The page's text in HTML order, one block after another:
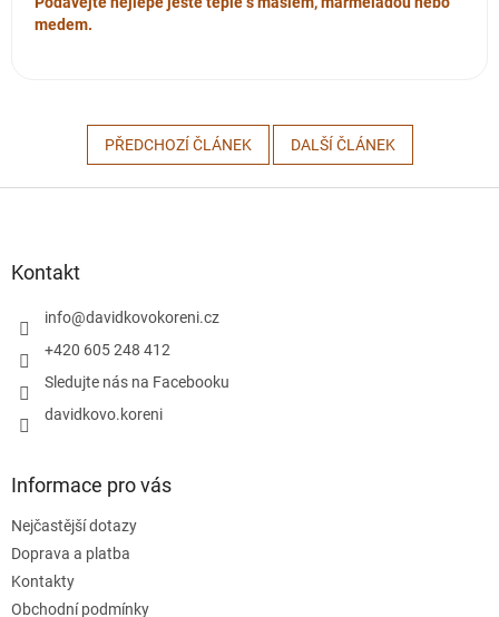
medem.
PŘEDCHOZÍ ČLÁNEK DALŠÍ ČLÁNEK
Kontakt
info@davidkovokoreni.cz
+420 605 248 412
Sledujte nás na Facebooku
davidkovo.koreni
Informace pro vás
Nejčastější dotazy
Doprava a platba
Kontakty
Obchodní podmínky